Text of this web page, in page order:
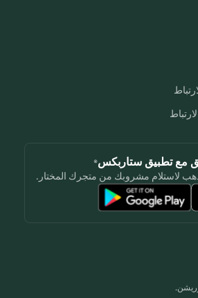
مع تطبيق ستاربكس®
لاستلام مشروبك من متجرك المختار.